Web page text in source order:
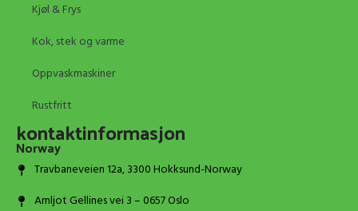
Kjøl & Frys
Kok, stek og varme
Oppvaskmaskiner
Rustfritt
kontaktinformasjon
Norway
Travbaneveien 12a, 3300 Hokksund-Norway
Arnljot Gellines vei 3 – 0657 Oslo